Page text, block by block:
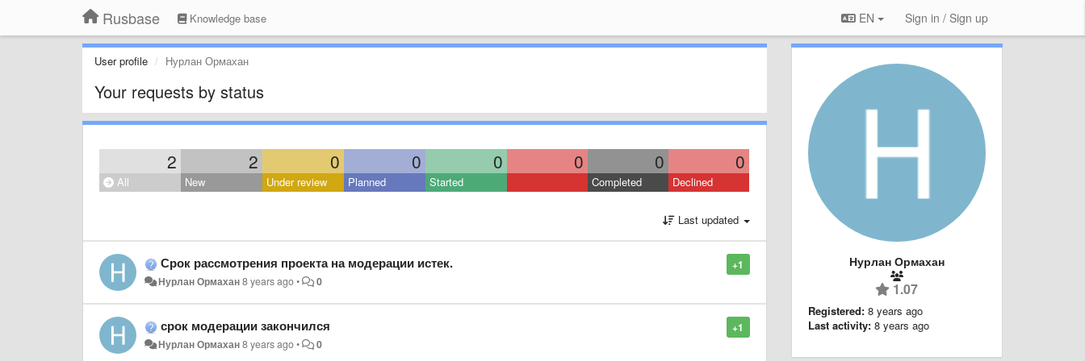
Rusbase Knowledge base EN Sign in / Sign up
User profile Нурлан Ормахан
Your requests by status
2 2 0 0 0 0 0 0
All New Under review Planned Started Completed Declined
Last updated
+1
Срок рассмотрения проекта на модерации истек.
Нурлан Ормахан8 years ago• 0
+1
срок модерации закончился
Нурлан Ормахан8 years ago• 0
Нурлан Ормахан
1.07
Registered: 8 years ago
Last activity: 8 years ago